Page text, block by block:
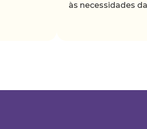
às necessidades